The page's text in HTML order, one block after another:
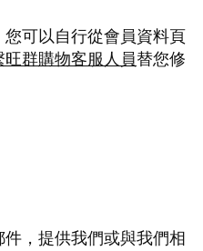
可以自行從會員資料頁
旺群購物客服人員替您修
，提供我們或與我們相